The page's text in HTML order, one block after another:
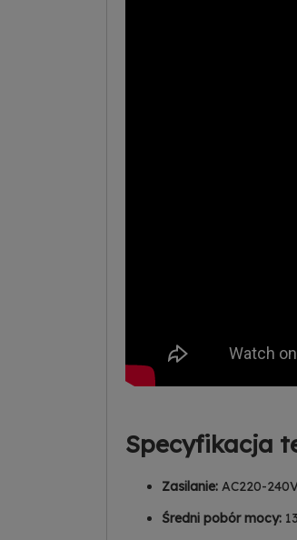
Specyfikacja
Zasilanie: AC220-
Średni pobór mocy: